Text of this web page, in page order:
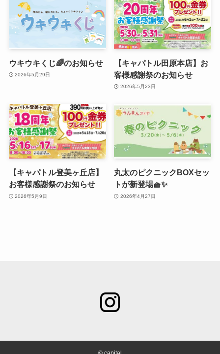
ウキウキくじ🌈のお知らせ
2026年5月29日
【キャパトル田原本店】お
客様感謝祭のお知らせ
2026年5月23日
【キャパトル登美ヶ丘店】
お客様感謝祭のお知らせ
2026年5月9日
丸太のピクニックBOXセッ
トが新登場🧺✨
2026年4月27日